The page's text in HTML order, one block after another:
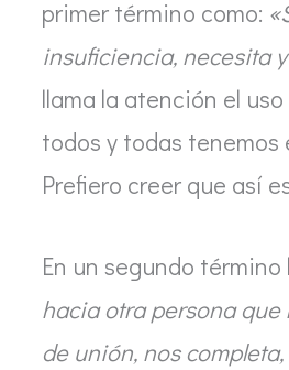
primer término como:
insuficiencia, necesita
llama la atención el
todos y todas tenemos
Prefiero creer que así
En un segundo
hacia otra persona
de unión, nos